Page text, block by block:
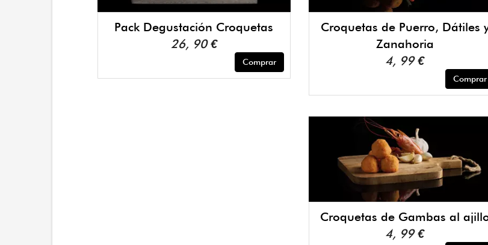
Pack Degustación Croquetas
26, 90 €
Comprar
Croquetas de Puerro, Dátiles
Zanahoria
4, 99 €
Comprar
Croquetas de Gambas al
4, 99 €